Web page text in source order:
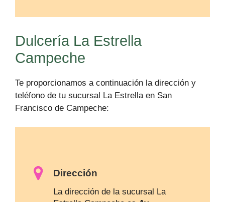
Dulcería La Estrella
Campeche
Te proporcionamos a continuación la dirección y
teléfono de tu sucursal La Estrella en San
Francisco de Campeche:
Dirección
La dirección de la sucursal La